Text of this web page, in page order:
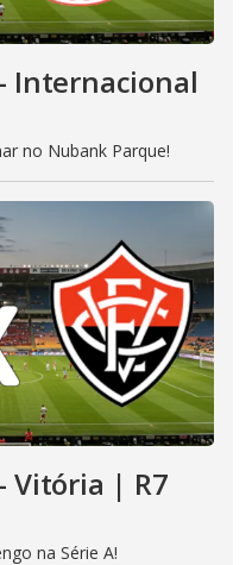
Internacional
no Nubank Parque!
Vitória | R7
na Série A!